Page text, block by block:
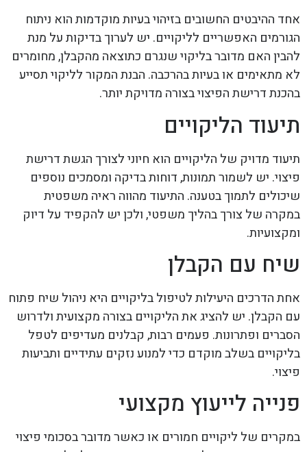
אחד ההיבטים החשובים בזיהוי בעיות מוקדמות הוא ניתוח
הגורמים האפשריים לליקויים. יש לערוך בדיקות על מנת
להבין האם מדובר בליקוי שנגרם כתוצאה מהקבלן, מחומרים
לא מתאימים או בעיות בהרכבה. הבנת המקור לליקוי תסייע
בהכנת דרישת הפיצוי בצורה מדויקת יותר.
תיעוד הליקויים
תיעוד מדויק של הליקויים הוא חיוני לצורך הגשת דרישת
פיצוי. יש לשמור תמונות, דוחות בדיקה ומסמכים נוספים
שיכולים לתמוך בטענה. התיעוד מהווה ראיה משפטית
במקרה של צורך בהליך משפטי, ולכן יש להקפיד על דיוק
ומקצועיות.
שיח עם הקבלן
אחת הדרכים היעילות לטיפול בליקויים היא ניהול שיח פתוח
עם הקבלן. יש להציג את הליקויים בצורה מקצועית ולדרוש
הסברים ופתרונות. פעמים רבות, קבלנים מעדיפים לטפל
בליקויים בשלב מוקדם כדי למנוע נזקים עתידיים ותביעות
פיצוי.
פנייה לייעוץ מקצועי
במקרים של ליקויים חמורים או כאשר מדובר בסכומי פיצוי